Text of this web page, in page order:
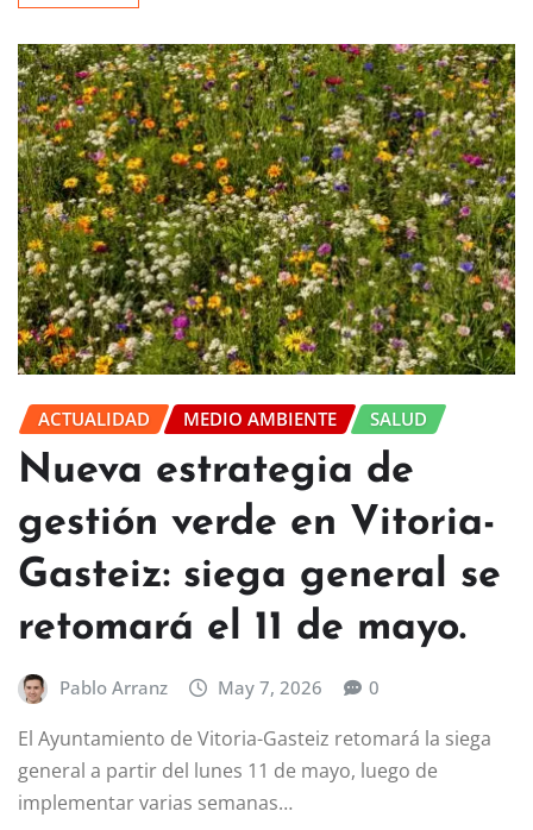
ACTUALIDAD MEDIO AMBIENTE SALUD
Nueva estrategia de
gestión verde en Vitoria-
Gasteiz: siega general se
retomará el 11 de mayo.
Pablo Arranz May 7, 2026 0
El Ayuntamiento de Vitoria-Gasteiz retomará la siega
general a partir del lunes 11 de mayo, luego de
implementar varias semanas…